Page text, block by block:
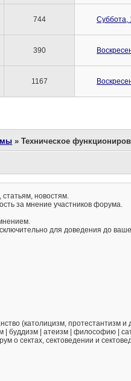
744 Суббота,
390
1167
»Техническое
новостям.
за мнение участников форума.
для доведения до
(католицизм, протестантизм и
буддизм | атеизм | философию |
о сектах, сектоведении и